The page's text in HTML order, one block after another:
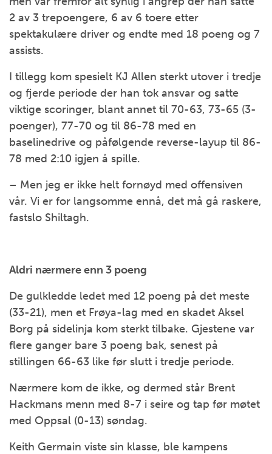
2 av 3 trepoengere, 6 av 6 toere etter
spektakulære driver og endte med 18 poeng og 7
assists.
I tillegg kom spesielt KJ Allen sterkt utover i tredje
og fjerde periode der han tok ansvar og satte
viktige scoringer, blant annet til 70-63, 73-65 (3-
poenger), 77-70 og til 86-78 med en
baselinedrive og påfølgende reverse-layup til 86-
78 med 2:10 igjen å spille.
– Men jeg er ikke helt fornøyd med offensiven
vår. Vi er for langsomme ennå, det må gå raskere,
fastslo Shiltagh.
Aldri nærmere enn 3 poeng
De gulkledde ledet med 12 poeng på det meste
(33-21), men et Frøya-lag med en skadet Aksel
Borg på sidelinja kom sterkt tilbake. Gjestene var
flere ganger bare 3 poeng bak, senest på
stillingen 66-63 like før slutt i tredje periode.
Nærmere kom de ikke, og dermed står Brent
Hackmans menn med 8-7 i seire og tap før møtet
med Oppsal (0-13) søndag.
Keith Germain viste sin klasse, ble kampens